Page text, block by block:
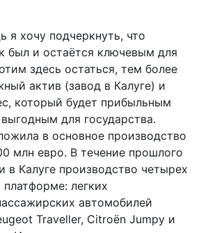
я хочу подчеркнуть, что
был и остаётся ключевым для
здесь остаться, тем более
актив (завод в Калуге) и
который будет прибыльным
для государства.
в основное производство
млн евро. В течение прошлого
в Калуге производство четырех
легких
автомобилей
Traveller, Citroёn Jumpy и